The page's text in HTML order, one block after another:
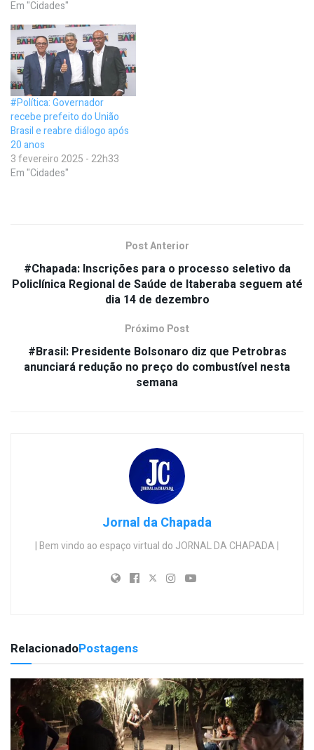
Em "Cidades"
#Política: Governador
recebe prefeito do União
Brasil e reabre diálogo após
20 anos
3 fevereiro 2025 - 22h33
Em "Cidades"
Post Anterior
#Chapada: Inscrições para o processo seletivo da
Policlínica Regional de Saúde de Itaberaba seguem até
dia 14 de dezembro
Próximo Post
#Brasil: Presidente Bolsonaro diz que Petrobras
anunciará redução no preço do combustível nesta
semana
Jornal da Chapada
| Bem vindo ao espaço virtual do JORNAL DA CHAPADA |
RelacionadoPostagens